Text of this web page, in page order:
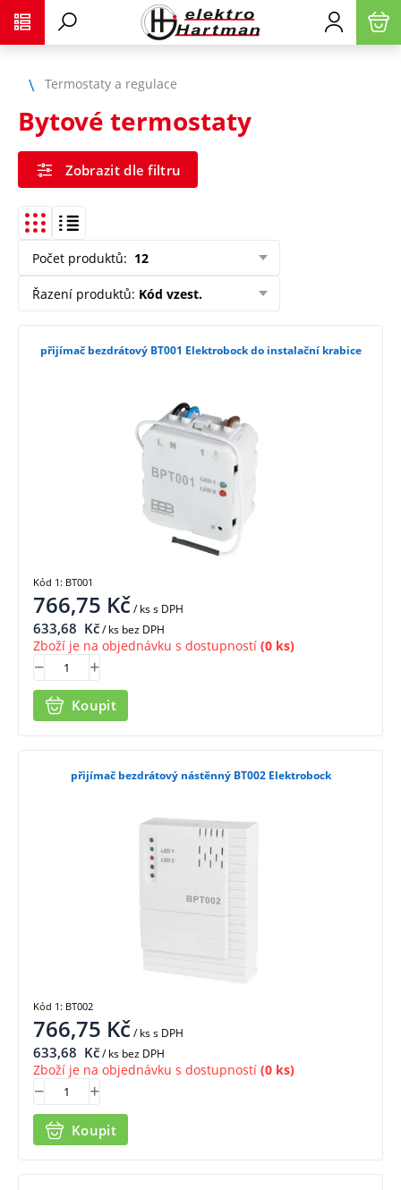
Termostaty a regulace
Bytové termostaty
Zobrazit dle filtru
Počet produktů: 12
Řazení produktů: Kód vzest.
přijímač bezdrátový BT001 Elektrobock do instalační krabice
766,75 Kč/ kss DPH
633,68 Kč/ ks bez DPH
Zboží je na objednávku s dostupností (0 ks)
Koupit
Kód 1: BT001
přijímač bezdrátový nástěnný BT002 Elektrobock
766,75 Kč/ kss DPH
633,68 Kč/ ks bez DPH
Zboží je na objednávku s dostupností (0 ks)
Koupit
Kód 1: BT002